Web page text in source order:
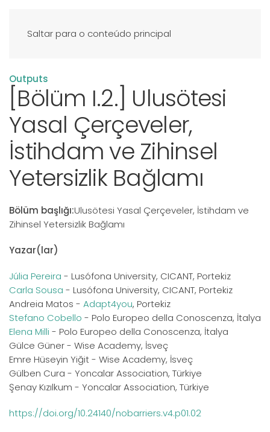
Saltar para o conteúdo principal
Outputs
[Bölüm I.2.] Ulusötesi
Yasal Çerçeveler,
İstihdam ve Zihinsel
Yetersizlik Bağlamı
Bölüm başlığı:Ulusötesi Yasal Çerçeveler, İstihdam ve
Zihinsel Yetersizlik Bağlamı
Yazar(lar)
Júlia Pereira - Lusófona University, CICANT, Portekiz
Carla Sousa - Lusófona University, CICANT, Portekiz
Andreia Matos - Adapt4you, Portekiz
Stefano Cobello - Polo Europeo della Conoscenza, İtalya
Elena Milli - Polo Europeo della Conoscenza, İtalya
Gülce Güner - Wise Academy, İsveç
Emre Hüseyin Yiğit - Wise Academy, İsveç
Gülben Cura - Yoncalar Association, Türkiye
Şenay Kızılkum - Yoncalar Association, Türkiye
https://doi.org/10.24140/nobarriers.v4.p01.02